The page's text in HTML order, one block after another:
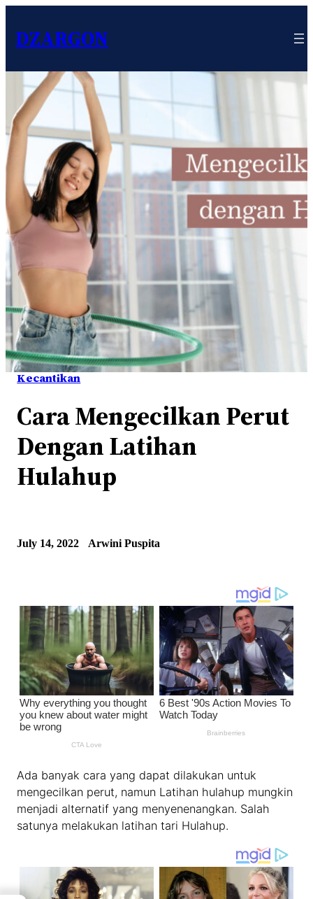
DZARGON
Kecantikan
Cara Mengecilkan Perut
Dengan Latihan
Hulahup
July 14, 2022 Arwini Puspita
Ada banyak cara yang dapat dilakukan untuk
mengecilkan perut, namun Latihan hulahup mungkin
menjadi alternatif yang menyenenangkan. Salah
satunya melakukan latihan tari Hulahup.